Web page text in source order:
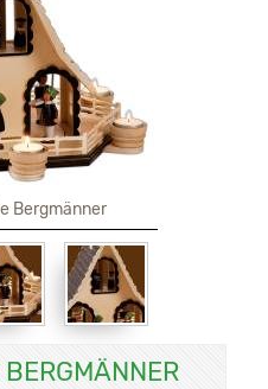
Bergmänner